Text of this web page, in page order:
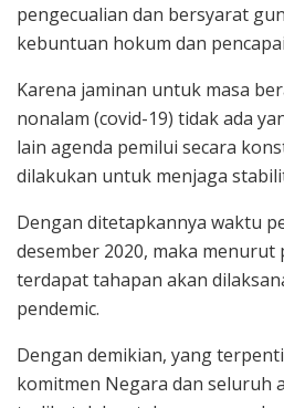
pengecualian dan bersyarat
kebuntuan hokum dan
Karena jaminan untuk masa
nonalam (covid-19) tidak ada
lain agenda pemilui secara
dilakukan untuk menjaga
Dengan ditetapkannya waktu
desember 2020, maka
terdapat tahapan akan
pendemic.
Dengan demikian, yang
komitmen Negara dan seluruh